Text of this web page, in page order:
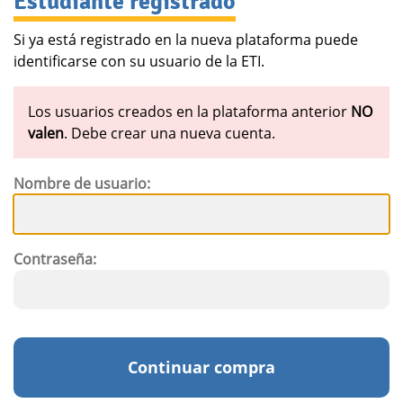
Si ya está registrado en la nueva plataforma puede
identificarse con su usuario de la ETI.
Los usuarios creados en la plataforma anterior NO
valen. Debe crear una nueva cuenta.
Nombre de usuario:
Contraseña:
Continuar compra